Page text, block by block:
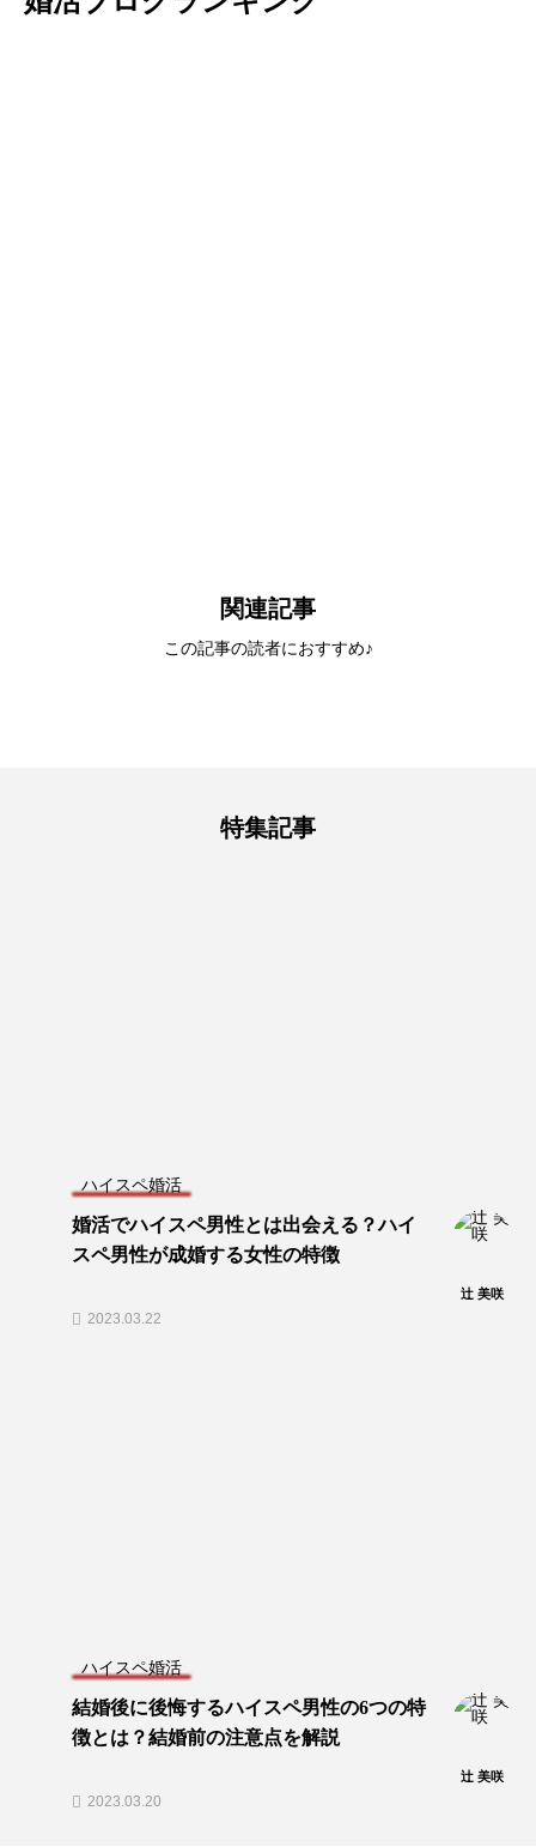
関連記事
この記事の読者におすすめ♪
特集記事
ハイスペ婚活
婚活でハイスペ男性とは出会える？ハイ
スペ男性が成婚する女性の特徴
辻 美咲
2023.03.22
ハイスペ婚活
結婚後に後悔するハイスペ男性の6つの特
徴とは？結婚前の注意点を解説
辻 美咲
2023.03.20